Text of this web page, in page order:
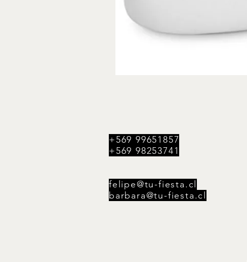
+569 99651857
+569 98253741
felipe@tu-fiesta.cl
barbara@tu-fiesta.cl